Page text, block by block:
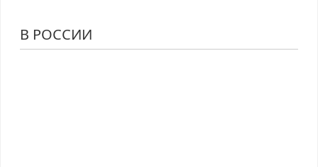
В РОССИИ